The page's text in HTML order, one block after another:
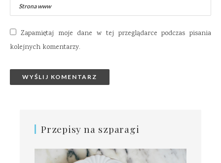
Zapamiętaj moje dane w tej przeglądarce podczas pisania
kolejnych komentarzy.
Przepisy na szparagi